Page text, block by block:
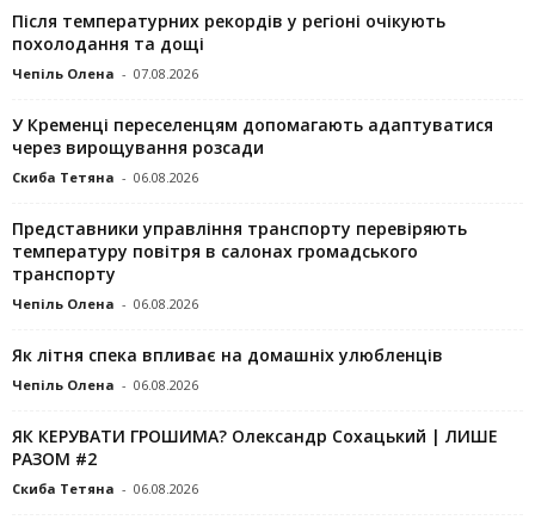
Після температурних рекордів у регіоні очікують
похолодання та дощі
Чепіль Олена - 07.08.2026
У Кременці переселенцям допомагають адаптуватися
через вирощування розсади
Скиба Тетяна - 06.08.2026
Представники управління транспорту перевіряють
температуру повітря в салонах громадського
транспорту
Чепіль Олена - 06.08.2026
Як літня спека впливає на домашніх улюбленців
Чепіль Олена - 06.08.2026
ЯК КЕРУВАТИ ГРОШИМА? Олександр Сохацький | ЛИШЕ
РАЗОМ #2
Скиба Тетяна - 06.08.2026